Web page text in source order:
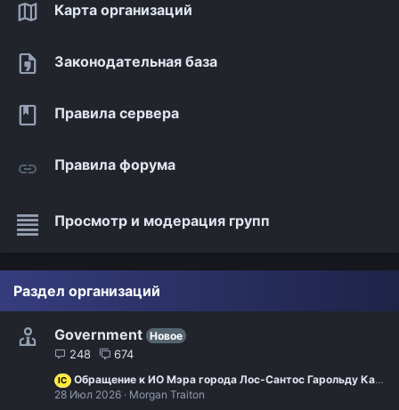
Карта организаций
Законодательная база
Правила сервера
Правила форума
Просмотр и модерация групп
Раздел организаций
Government Новое
248 674
IC
Обращение к ИО Мэра города Лос-Сантос Гарольду Кампбеллу
28 Июл 2026
Morgan Traiton